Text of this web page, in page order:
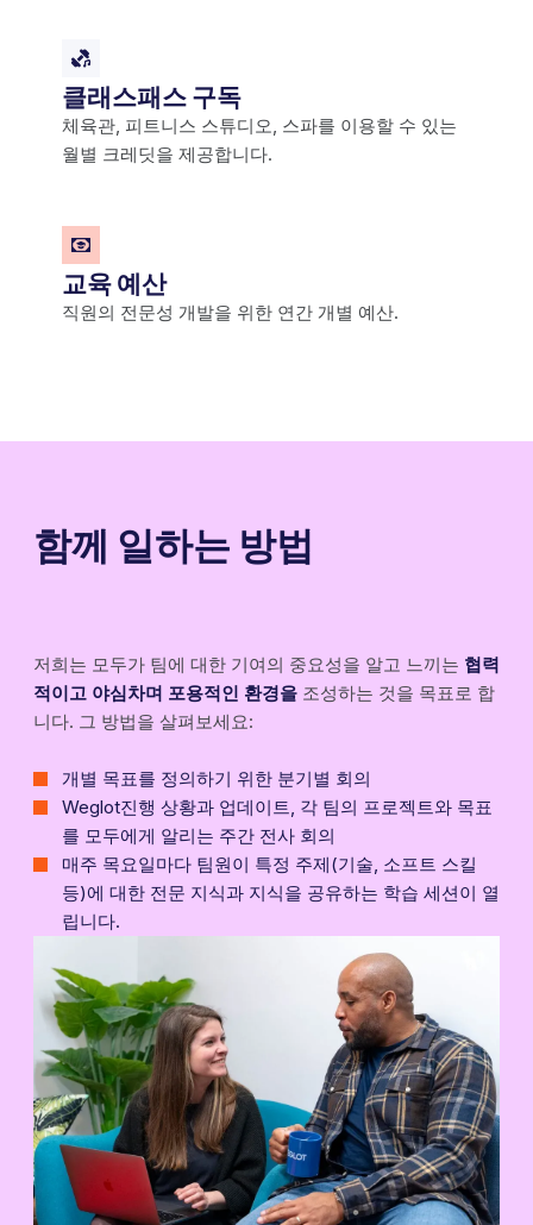
클래스패스 구독
체육관, 피트니스 스튜디오, 스파를 이용할 수 있는
월별 크레딧을 제공합니다.
교육 예산
직원의 전문성 개발을 위한 연간 개별 예산.
함께 일하는 방법
저희는 모두가 팀에 대한 기여의 중요성을 알고 느끼는 협력
적이고 야심차며 포용적인 환경을 조성하는 것을 목표로 합
니다. 그 방법을 살펴보세요:
개별 목표를 정의하기 위한 분기별 회의
Weglot진행 상황과 업데이트, 각 팀의 프로젝트와 목표
를 모두에게 알리는 주간 전사 회의
매주 목요일마다 팀원이 특정 주제(기술, 소프트 스킬
등)에 대한 전문 지식과 지식을 공유하는 학습 세션이 열
립니다.